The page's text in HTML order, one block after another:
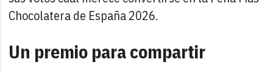
Chocolatera de España 2026.
Un premio para compartir